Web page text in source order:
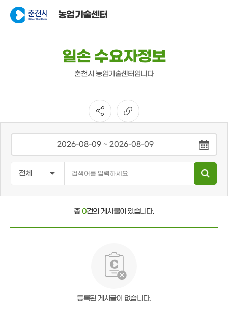
농업기술센터
일손 수요자정보
춘천시 농업기술센터입니다
총0건의 게시물이 있습니다.
등록된 게시글이 없습니다.